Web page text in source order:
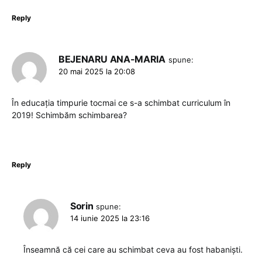
Reply
BEJENARU ANA-MARIA spune:
20 mai 2025 la 20:08
În educația timpurie tocmai ce s-a schimbat curriculum în
2019! Schimbăm schimbarea?
Reply
Sorin spune:
14 iunie 2025 la 23:16
Înseamnă că cei care au schimbat ceva au fost habaniști.